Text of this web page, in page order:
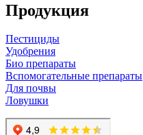
Продукция
Пестициды
Удобрения
Био препараты
Вспомогательные препараты
Для почвы
Ловушки